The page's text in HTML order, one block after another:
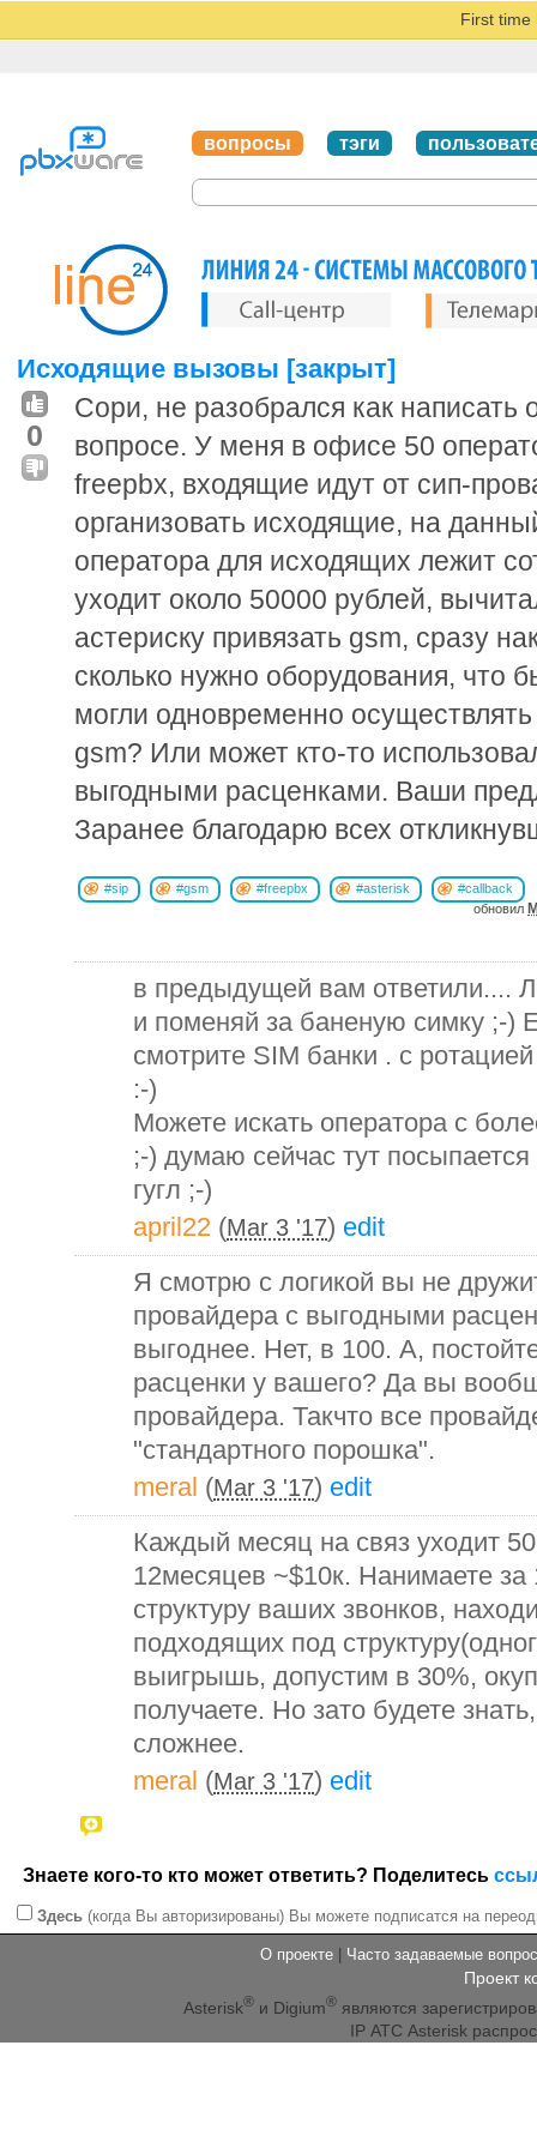
First time
вопросы тэги
Исходящие вызовы [закрыт]
0
Сори, не разобрался как написать
вопросе. У меня в офисе 50
freepbx, входящие идут от сип-
организовать исходящие, на
оператора для исходящих лежит
уходит около 50000 рублей,
астериску привязать gsm, сразу
сколько нужно оборудования, что
могли одновременно
gsm? Или может кто-то
выгодными расценками. Ваши
Заранее благодарю всех
#sip #gsm #freepbx #asterisk
#callback
обновил
в предыдущей вам ответили....
и поменяй за баненую симку ;-)
смотрите SIM банки . с
:-)
Можете искать оператора с
;-) думаю сейчас тут
гугл ;-)
april22 (Mar 3 '17) edit
Я смотрю с логикой вы не
провайдера с выгодными
выгоднее. Нет, в 100. А,
расценки у вашего? Да вы
провайдера. Такчто все
"стандартного порошка".
meral (Mar 3 '17) edit
Каждый месяц на связ уходит
12месяцев ~$10к. Нанимаете за
структуру ваших звонков,
подходящих под
выигрышь, допустим в 30%,
получаете. Но зато будете
сложнее.
meral (Mar 3 '17) edit
Знаете кого-то кто может ответить? Поделитесь
Здесь (когда Вы авторизированы) Вы можете подписатся на
О проекте Часто задаваемые
Проект
Asterisk® и Digium® являются
IP АТС Asterisk